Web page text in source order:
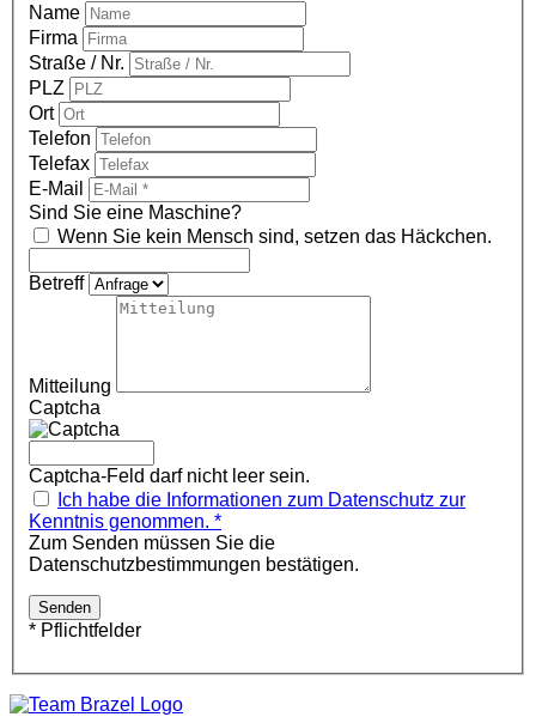
Name
Firma
Straße / Nr.
PLZ
Ort
Telefon
Telefax
E-Mail
Sind Sie eine Maschine?
Wenn Sie kein Mensch sind, setzen das Häckchen.
Betreff
Mitteilung
Captcha
Captcha-Feld darf nicht leer sein.
Ich habe die Informationen zum Datenschutz zur
Kenntnis genommen. *
Zum Senden müssen Sie die
Datenschutzbestimmungen bestätigen.
* Pflichtfelder